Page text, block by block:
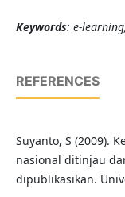
Keywords: e-
REFERENCES
Suyanto, S (2009).
nasional ditinjau
dipublikasikan.